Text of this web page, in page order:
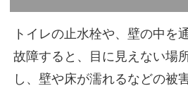
トイレの止水栓や、壁の中を
故障すると、目に見えない場
し、壁や床が濡れるなどの被